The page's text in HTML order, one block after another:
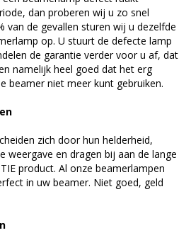
dan proberen wij u zo snel
van de gevallen sturen wij u dezelfde
op. U stuurt de defecte lamp
de garantie verder voor u af, dat
namelijk heel goed dat het erg
beamer niet meer kunt gebruiken.
zich door hun helderheid,
weergave en dragen bij aan de lange
product. Al onze beamerlampen
in uw beamer. Niet goed, geld